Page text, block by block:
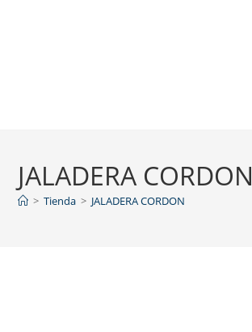
JALADERA CORDON
> Tienda > JALADERA CORDON